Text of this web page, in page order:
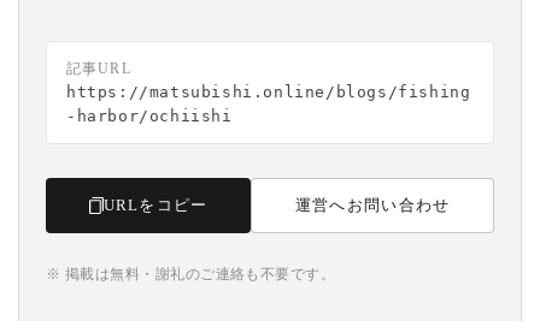
記事URL
https://matsubishi.online/blogs/fishing
-harbor/ochiishi
URLをコピー 運営へお問い合わせ
※ 掲載は無料・謝礼のご連絡も不要です。